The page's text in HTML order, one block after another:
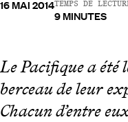
16 MAI 2014TEMPS DE
9 MINUTES
Le Pacifique a été
berceau de leur
Chacun d’entre